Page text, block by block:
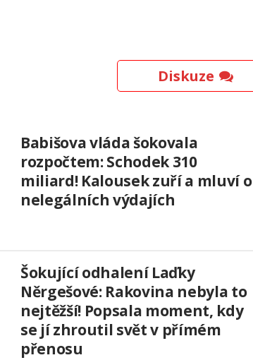
Diskuze
Babišova vláda šokovala
rozpočtem: Schodek 310
miliard! Kalousek zuří a mluví o
nelegálních výdajích
Šokující odhalení Laďky
Něrgešové: Rakovina nebyla to
nejtěžší! Popsala moment, kdy
se jí zhroutil svět v přímém
přenosu